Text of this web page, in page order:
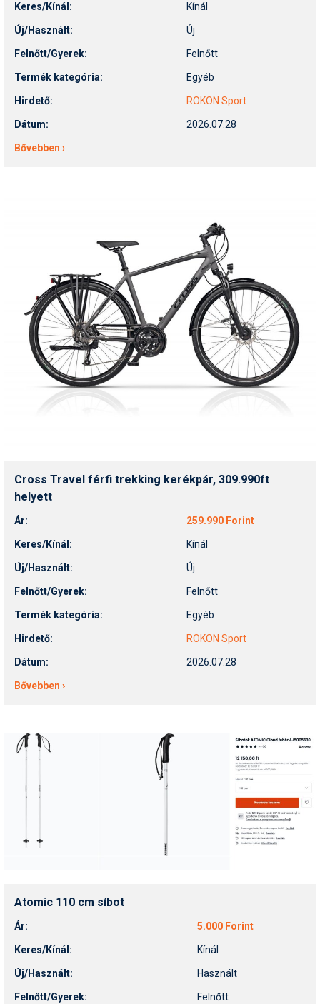
Keres/Kínál: Kínál
Új/Használt: Új
Felnőtt/Gyerek: Felnőtt
Termék kategória: Egyéb
Hirdető: ROKON Sport
Dátum: 2026.07.28
Bővebben ›
Cross Travel férfi trekking kerékpár, 309.990ft
helyett
Ár: 259.990 Forint
Keres/Kínál: Kínál
Új/Használt: Új
Felnőtt/Gyerek: Felnőtt
Termék kategória: Egyéb
Hirdető: ROKON Sport
Dátum: 2026.07.28
Bővebben ›
Atomic 110 cm síbot
Ár: 5.000 Forint
Keres/Kínál: Kínál
Új/Használt: Használt
Felnőtt/Gyerek: Felnőtt